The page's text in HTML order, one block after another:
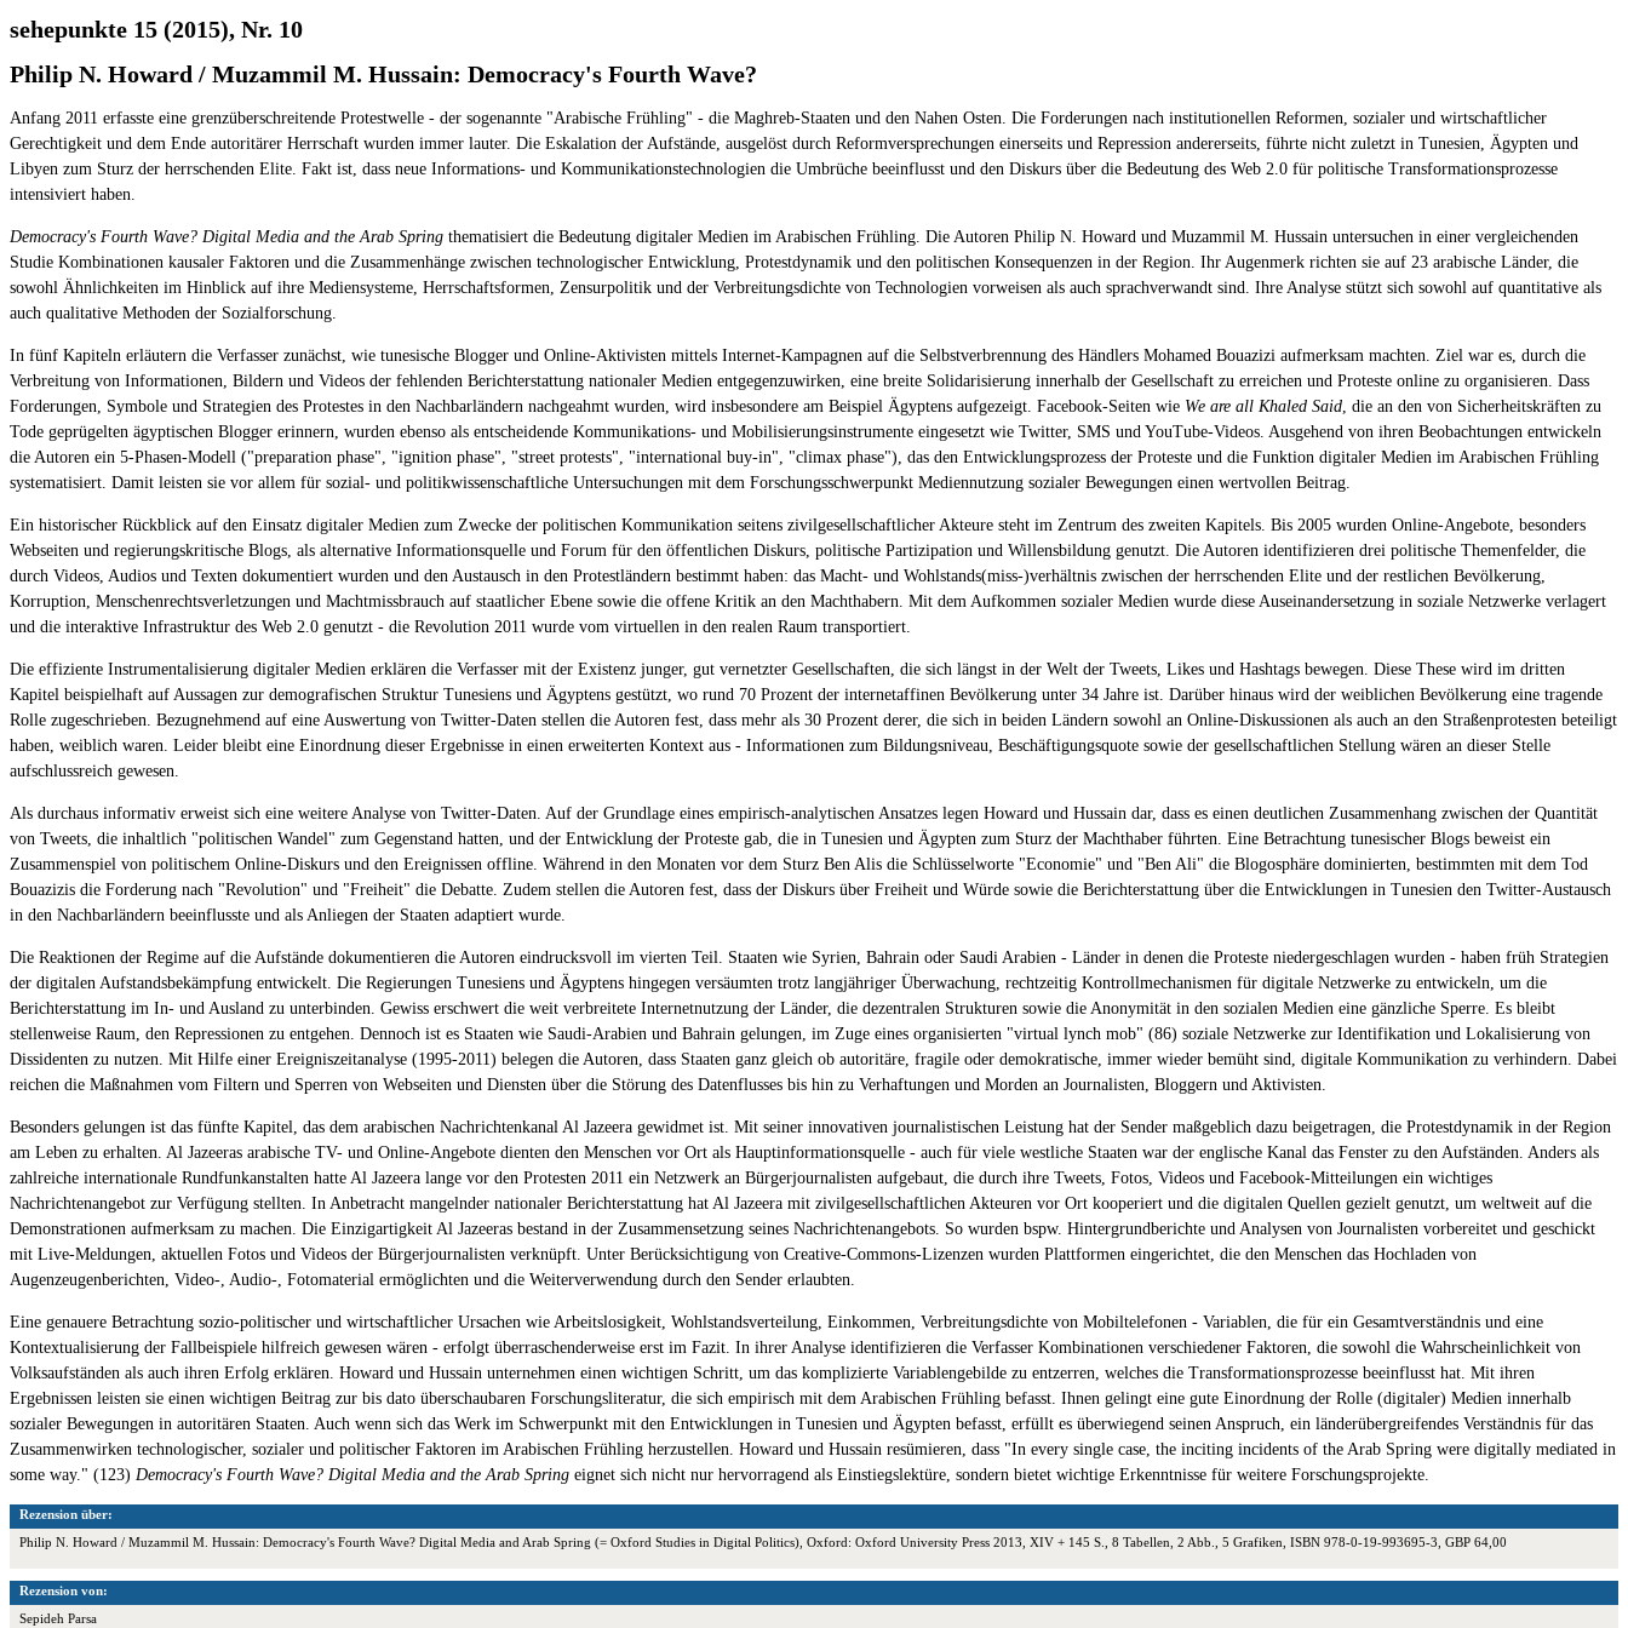
sehepunkte 15 (2015), Nr. 10
Philip N. Howard / Muzammil M. Hussain: Democracy's Fourth Wave?
Anfang 2011 erfasste eine grenzüberschreitende Protestwelle - der sogenannte "Arabische Frühling" - die Maghreb-Staaten und den Nahen Osten. Die Forderungen nach institutionellen Reformen, sozialer und wirtschaftlicher
Gerechtigkeit und dem Ende autoritärer Herrschaft wurden immer lauter. Die Eskalation der Aufstände, ausgelöst durch Reformversprechungen einerseits und Repression andererseits, führte nicht zuletzt in Tunesien, Ägypten und
Libyen zum Sturz der herrschenden Elite. Fakt ist, dass neue Informations- und Kommunikationstechnologien die Umbrüche beeinflusst und den Diskurs über die Bedeutung des Web 2.0 für politische Transformationsprozesse
intensiviert haben.
Democracy's Fourth Wave? Digital Media and the Arab Spring thematisiert die Bedeutung digitaler Medien im Arabischen Frühling. Die Autoren Philip N. Howard und Muzammil M. Hussain untersuchen in einer vergleichenden
Studie Kombinationen kausaler Faktoren und die Zusammenhänge zwischen technologischer Entwicklung, Protestdynamik und den politischen Konsequenzen in der Region. Ihr Augenmerk richten sie auf 23 arabische Länder, die
sowohl Ähnlichkeiten im Hinblick auf ihre Mediensysteme, Herrschaftsformen, Zensurpolitik und der Verbreitungsdichte von Technologien vorweisen als auch sprachverwandt sind. Ihre Analyse stützt sich sowohl auf quantitative als
auch qualitative Methoden der Sozialforschung.
In fünf Kapiteln erläutern die Verfasser zunächst, wie tunesische Blogger und Online-Aktivisten mittels Internet-Kampagnen auf die Selbstverbrennung des Händlers Mohamed Bouazizi aufmerksam machten. Ziel war es, durch die
Verbreitung von Informationen, Bildern und Videos der fehlenden Berichterstattung nationaler Medien entgegenzuwirken, eine breite Solidarisierung innerhalb der Gesellschaft zu erreichen und Proteste online zu organisieren. Dass
Forderungen, Symbole und Strategien des Protestes in den Nachbarländern nachgeahmt wurden, wird insbesondere am Beispiel Ägyptens aufgezeigt. Facebook-Seiten wie We are all Khaled Said , die an den von Sicherheitskräften zu
Tode geprügelten ägyptischen Blogger erinnern, wurden ebenso als entscheidende Kommunikations- und Mobilisierungsinstrumente eingesetzt wie Twitter, SMS und YouTube-Videos. Ausgehend von ihren Beobachtungen entwickeln
die Autoren ein 5-Phasen-Modell ("preparation phase", "ignition phase", "street protests", "international buy-in", "climax phase"), das den Entwicklungsprozess der Proteste und die Funktion digitaler Medien im Arabischen Frühling
systematisiert. Damit leisten sie vor allem für sozial- und politikwissenschaftliche Untersuchungen mit dem Forschungsschwerpunkt Mediennutzung sozialer Bewegungen einen wertvollen Beitrag.
Ein historischer Rückblick auf den Einsatz digitaler Medien zum Zwecke der politischen Kommunikation seitens zivilgesellschaftlicher Akteure steht im Zentrum des zweiten Kapitels. Bis 2005 wurden Online-Angebote, besonders
Webseiten und regierungskritische Blogs, als alternative Informationsquelle und Forum für den öffentlichen Diskurs, politische Partizipation und Willensbildung genutzt. Die Autoren identifizieren drei politische Themenfelder, die
durch Videos, Audios und Texten dokumentiert wurden und den Austausch in den Protestländern bestimmt haben: das Macht- und Wohlstands(miss-)verhältnis zwischen der herrschenden Elite und der restlichen Bevölkerung,
Korruption, Menschenrechtsverletzungen und Machtmissbrauch auf staatlicher Ebene sowie die offene Kritik an den Machthabern. Mit dem Aufkommen sozialer Medien wurde diese Auseinandersetzung in soziale Netzwerke verlagert
und die interaktive Infrastruktur des Web 2.0 genutzt - die Revolution 2011 wurde vom virtuellen in den realen Raum transportiert.
Die effiziente Instrumentalisierung digitaler Medien erklären die Verfasser mit der Existenz junger, gut vernetzter Gesellschaften, die sich längst in der Welt der Tweets, Likes und Hashtags bewegen. Diese These wird im dritten
Kapitel beispielhaft auf Aussagen zur demografischen Struktur Tunesiens und Ägyptens gestützt, wo rund 70 Prozent der internetaffinen Bevölkerung unter 34 Jahre ist. Darüber hinaus wird der weiblichen Bevölkerung eine tragende
Rolle zugeschrieben. Bezugnehmend auf eine Auswertung von Twitter-Daten stellen die Autoren fest, dass mehr als 30 Prozent derer, die sich in beiden Ländern sowohl an Online-Diskussionen als auch an den Straßenprotesten beteiligt
haben, weiblich waren. Leider bleibt eine Einordnung dieser Ergebnisse in einen erweiterten Kontext aus - Informationen zum Bildungsniveau, Beschäftigungsquote sowie der gesellschaftlichen Stellung wären an dieser Stelle
aufschlussreich gewesen.
Als durchaus informativ erweist sich eine weitere Analyse von Twitter-Daten. Auf der Grundlage eines empirisch-analytischen Ansatzes legen Howard und Hussain dar, dass es einen deutlichen Zusammenhang zwischen der Quantität
von Tweets, die inhaltlich "politischen Wandel" zum Gegenstand hatten, und der Entwicklung der Proteste gab, die in Tunesien und Ägypten zum Sturz der Machthaber führten. Eine Betrachtung tunesischer Blogs beweist ein
Zusammenspiel von politischem Online-Diskurs und den Ereignissen offline. Während in den Monaten vor dem Sturz Ben Alis die Schlüsselworte "Economie" und "Ben Ali" die Blogosphäre dominierten, bestimmten mit dem Tod
Bouazizis die Forderung nach "Revolution" und "Freiheit" die Debatte. Zudem stellen die Autoren fest, dass der Diskurs über Freiheit und Würde sowie die Berichterstattung über die Entwicklungen in Tunesien den Twitter-Austausch
in den Nachbarländern beeinflusste und als Anliegen der Staaten adaptiert wurde.
Die Reaktionen der Regime auf die Aufstände dokumentieren die Autoren eindrucksvoll im vierten Teil. Staaten wie Syrien, Bahrain oder Saudi Arabien - Länder in denen die Proteste niedergeschlagen wurden - haben früh Strategien
der digitalen Aufstandsbekämpfung entwickelt. Die Regierungen Tunesiens und Ägyptens hingegen versäumten trotz langjähriger Überwachung, rechtzeitig Kontrollmechanismen für digitale Netzwerke zu entwickeln, um die
Berichterstattung im In- und Ausland zu unterbinden. Gewiss erschwert die weit verbreitete Internetnutzung der Länder, die dezentralen Strukturen sowie die Anonymität in den sozialen Medien eine gänzliche Sperre. Es bleibt
stellenweise Raum, den Repressionen zu entgehen. Dennoch ist es Staaten wie Saudi-Arabien und Bahrain gelungen, im Zuge eines organisierten "virtual lynch mob" (86) soziale Netzwerke zur Identifikation und Lokalisierung von
Dissidenten zu nutzen. Mit Hilfe einer Ereigniszeitanalyse (1995-2011) belegen die Autoren, dass Staaten ganz gleich ob autoritäre, fragile oder demokratische, immer wieder bemüht sind, digitale Kommunikation zu verhindern. Dabei
reichen die Maßnahmen vom Filtern und Sperren von Webseiten und Diensten über die Störung des Datenflusses bis hin zu Verhaftungen und Morden an Journalisten, Bloggern und Aktivisten.
Besonders gelungen ist das fünfte Kapitel, das dem arabischen Nachrichtenkanal Al Jazeera gewidmet ist. Mit seiner innovativen journalistischen Leistung hat der Sender maßgeblich dazu beigetragen, die Protestdynamik in der Region
am Leben zu erhalten. Al Jazeeras arabische TV- und Online-Angebote dienten den Menschen vor Ort als Hauptinformationsquelle - auch für viele westliche Staaten war der englische Kanal das Fenster zu den Aufständen. Anders als
zahlreiche internationale Rundfunkanstalten hatte Al Jazeera lange vor den Protesten 2011 ein Netzwerk an Bürgerjournalisten aufgebaut, die durch ihre Tweets, Fotos, Videos und Facebook-Mitteilungen ein wichtiges
Nachrichtenangebot zur Verfügung stellten. In Anbetracht mangelnder nationaler Berichterstattung hat Al Jazeera mit zivilgesellschaftlichen Akteuren vor Ort kooperiert und die digitalen Quellen gezielt genutzt, um weltweit auf die
Demonstrationen aufmerksam zu machen. Die Einzigartigkeit Al Jazeeras bestand in der Zusammensetzung seines Nachrichtenangebots. So wurden bspw. Hintergrundberichte und Analysen von Journalisten vorbereitet und geschickt
mit Live-Meldungen, aktuellen Fotos und Videos der Bürgerjournalisten verknüpft. Unter Berücksichtigung von Creative-Commons-Lizenzen wurden Plattformen eingerichtet, die den Menschen das Hochladen von
Augenzeugenberichten, Video-, Audio-, Fotomaterial ermöglichten und die Weiterverwendung durch den Sender erlaubten.
Eine genauere Betrachtung sozio-politischer und wirtschaftlicher Ursachen wie Arbeitslosigkeit, Wohlstandsverteilung, Einkommen, Verbreitungsdichte von Mobiltelefonen - Variablen, die für ein Gesamtverständnis und eine
Kontextualisierung der Fallbeispiele hilfreich gewesen wären - erfolgt überraschenderweise erst im Fazit. In ihrer Analyse identifizieren die Verfasser Kombinationen verschiedener Faktoren, die sowohl die Wahrscheinlichkeit von
Volksaufständen als auch ihren Erfolg erklären. Howard und Hussain unternehmen einen wichtigen Schritt, um das komplizierte Variablengebilde zu entzerren, welches die Transformationsprozesse beeinflusst hat. Mit ihren
Ergebnissen leisten sie einen wichtigen Beitrag zur bis dato überschaubaren Forschungsliteratur, die sich empirisch mit dem Arabischen Frühling befasst. Ihnen gelingt eine gute Einordnung der Rolle (digitaler) Medien innerhalb
sozialer Bewegungen in autoritären Staaten. Auch wenn sich das Werk im Schwerpunkt mit den Entwicklungen in Tunesien und Ägypten befasst, erfüllt es überwiegend seinen Anspruch, ein länderübergreifendes Verständnis für das
Zusammenwirken technologischer, sozialer und politischer Faktoren im Arabischen Frühling herzustellen. Howard und Hussain resümieren, dass "In every single case, the inciting incidents of the Arab Spring were digitally mediated in
some way." (123) Democracy's Fourth Wave? Digital Media and the Arab Spring eignet sich nicht nur hervorragend als Einstiegslektüre, sondern bietet wichtige Erkenntnisse für weitere Forschungsprojekte.
Rezension über:
Philip N. Howard / Muzammil M. Hussain: Democracy's Fourth Wave? Digital Media and Arab Spring (= Oxford Studies in Digital Politics), Oxford: Oxford University Press 2013, XIV + 145 S., 8 Tabellen, 2 Abb., 5 Grafiken, ISBN 978-0-19-993695-3, GBP 64,00
Rezension von:
Sepideh Parsa